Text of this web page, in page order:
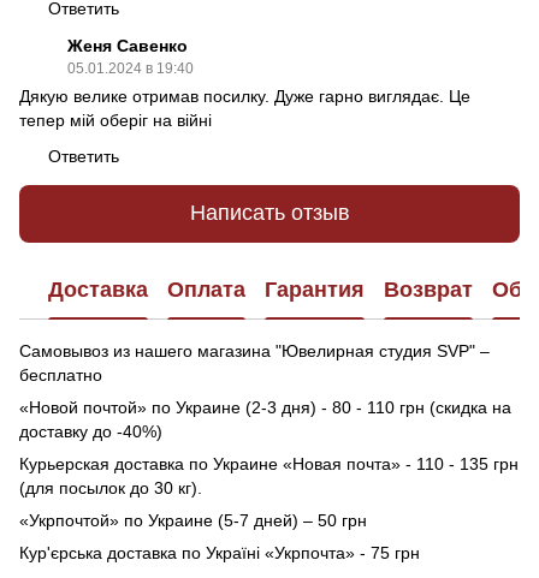
Ответить
Женя Савенко
05.01.2024 в 19:40
Дякую велике отримав посилку. Дуже гарно виглядає. Це
тепер мій оберіг на війні
Ответить
Написать отзыв
Доставка Оплата Гарантия Возврат
Самовывоз из нашего магазина "Ювелирная студия SVP" –
бесплатно
«Новой почтой» по Украине (2-3 дня) - 80 - 110 грн (скидка на
доставку до -40%)
Курьерская доставка по Украине «Новая почта» - 110 - 135 грн
(для посылок до 30 кг).
«Укрпочтой» по Украине (5-7 дней) – 50 грн
Кур'єрська доставка по Україні «Укрпочта» - 75 грн